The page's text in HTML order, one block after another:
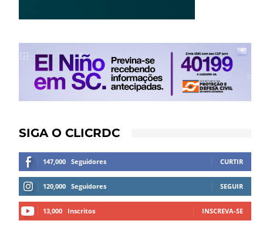
SIGA O CLICRDC
147,000 Seguidores CURTIR
120,000 Seguidores SEGUIR
13,000 Inscritos INSCREVA-SE